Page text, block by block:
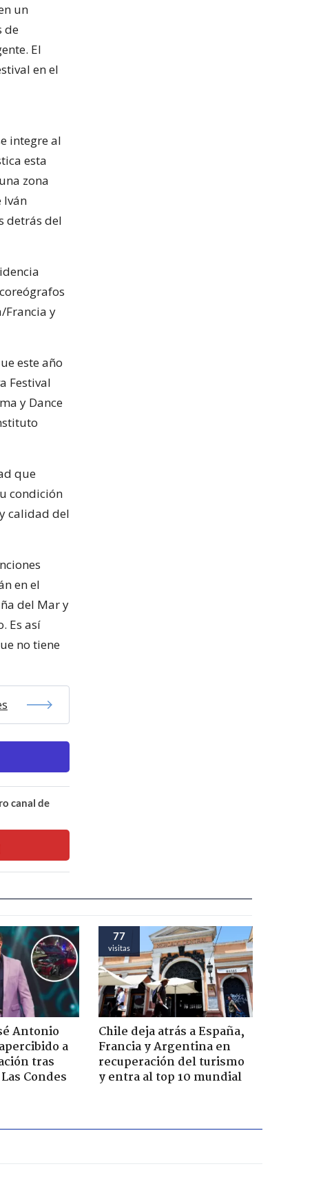
un
de
El
en el
integre al
esta
zona
Iván
detrás del
Francia y
este año
Festival
y Dance
que
condición
calidad del
en el
del Mar y
Es así
no tiene
canal de
Antonio
a
tras
Condes
77
visitas
Chile deja atrás a España,
Francia y Argentina en
recuperación del turismo
y entra al top 10 mundial